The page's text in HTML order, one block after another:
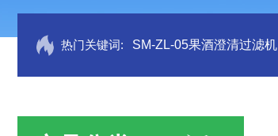
热门关键词: SM-ZL-05果酒澄清过滤机